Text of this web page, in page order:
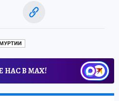
НАС В МАХ!